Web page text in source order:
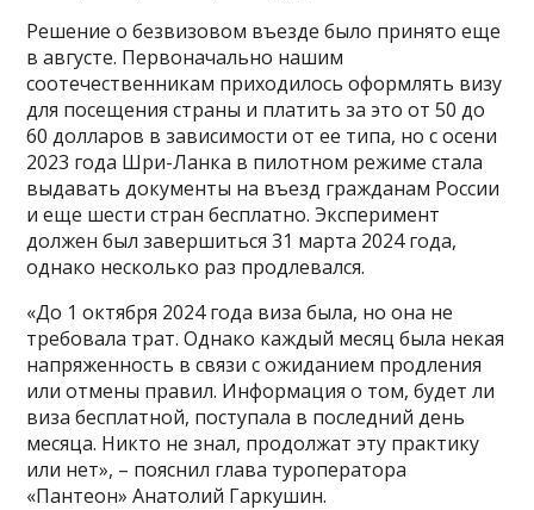
Решение о безвизовом въезде было принято еще
в августе. Первоначально нашим
соотечественникам приходилось оформлять визу
для посещения страны и платить за это от 50 до
60 долларов в зависимости от ее типа, но с осени
2023 года Шри-Ланка в пилотном режиме стала
выдавать документы на въезд гражданам России
и еще шести стран бесплатно. Эксперимент
должен был завершиться 31 марта 2024 года,
однако несколько раз продлевался.
«До 1 октября 2024 года виза была, но она не
требовала трат. Однако каждый месяц была некая
напряженность в связи с ожиданием продления
или отмены правил. Информация о том, будет ли
виза бесплатной, поступала в последний день
месяца. Никто не знал, продолжат эту практику
или нет», – пояснил глава туроператора
«Пантеон» Анатолий Гаркушин.